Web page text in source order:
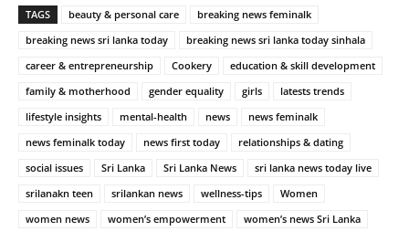
TAGS beauty & personal care
breaking news feminalk
breaking news sri lanka today
breaking news sri lanka today sinhala
career & entrepreneurship
Cookery
education & skill development
family & motherhood
gender equality girls
latests trends
lifestyle insights
mental-health news
news feminalk
news feminalk today
news first today
relationships & dating
social issues
Sri Lanka Sri Lanka News
sri lanka news today live
srilanakn teen
srilankan news wellness-tips
Women
women news
women’s empowerment women’s news Sri Lanka